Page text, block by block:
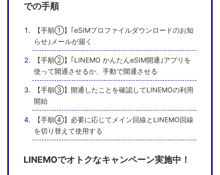
での手順
【手順①】｢eSIMプロファイルダウンロードのお知
らせ｣メールが届く
【手順②】｢LINEMO かんたんeSIM開通｣アプリを
使って開通させるか、手動で開通させる
【手順③】開通したことを確認してLINEMOの利用
開始
【手順④】必要に応じてメイン回線とLINEMO回線
を切り替えて使用する
LINEMOでオトクなキャンペーン実施中！